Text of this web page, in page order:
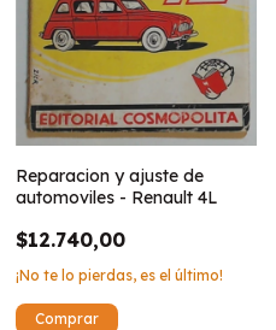
Reparacion y ajuste de
automoviles - Renault 4L
$12.740,00
¡No te lo pierdas, es el último!